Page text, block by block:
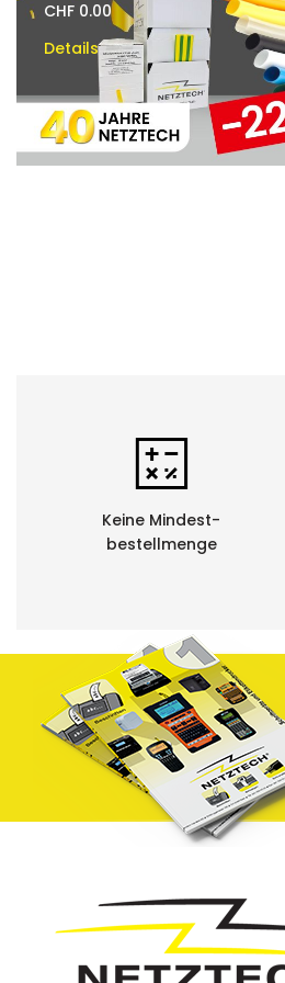
CHF 0.00
Details
Keine Mindest-
bestellmenge